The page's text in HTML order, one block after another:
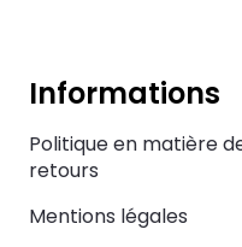
Informations
Politique en matière
retours
Mentions légales